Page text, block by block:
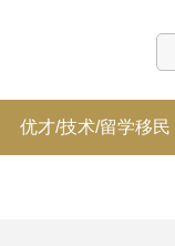
优才/技术/留学移民